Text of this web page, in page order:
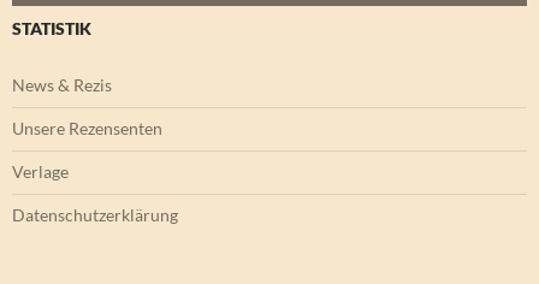
STATISTIK
News & Rezis
Unsere Rezensenten
Verlage
Datenschutzerklärung